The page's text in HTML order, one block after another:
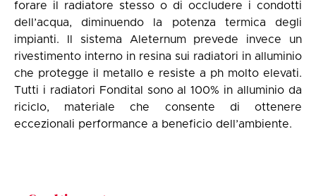
forare il radiatore stesso o di occludere i condotti
dell’acqua, diminuendo la potenza termica degli
impianti. Il sistema Aleternum prevede invece un
rivestimento interno in resina sui radiatori in alluminio
che protegge il metallo e resiste a ph molto elevati.
Tutti i radiatori Fondital sono al 100% in alluminio da
riciclo, materiale che consente di ottenere
eccezionali performance a beneficio dell’ambiente.